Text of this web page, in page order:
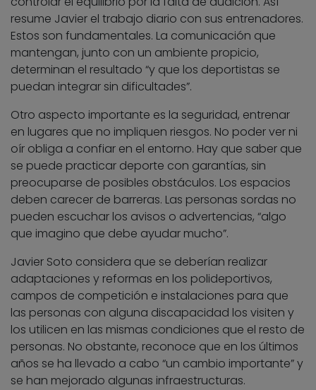
resume Javier el trabajo diario con sus entrenadores.
Estos son fundamentales. La comunicación que
mantengan, junto con un ambiente propicio,
determinan el resultado “y que los deportistas se
puedan integrar sin dificultades”.
Otro aspecto importante es la seguridad, entrenar
en lugares que no impliquen riesgos. No poder ver ni
oír obliga a confiar en el entorno. Hay que saber que
se puede practicar deporte con garantías, sin
preocuparse de posibles obstáculos. Los espacios
deben carecer de barreras. Las personas sordas no
pueden escuchar los avisos o advertencias, “algo
que imagino que debe ayudar mucho”.
Javier Soto considera que se deberían realizar
adaptaciones y reformas en los polideportivos,
campos de competición e instalaciones para que
las personas con alguna discapacidad los visiten y
los utilicen en las mismas condiciones que el resto de
personas. No obstante, reconoce que en los últimos
años se ha llevado a cabo “un cambio importante” y
se han mejorado algunas infraestructuras.